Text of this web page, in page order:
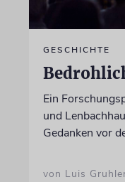
GESCHICHTE
Ein
und
Gedanken vor
von Luis